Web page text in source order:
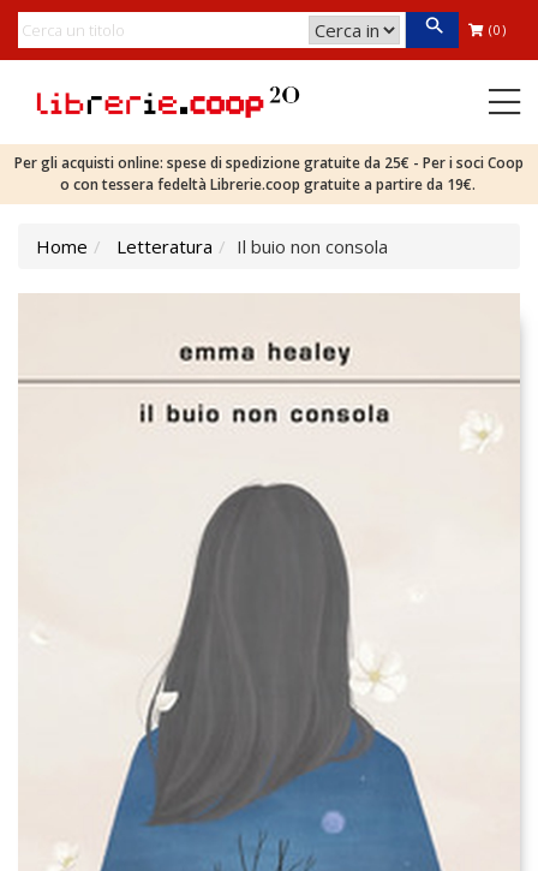
(0)
Per gli acquisti online: spese di spedizione gratuite da 25€ - Per i soci Coop
o con tessera fedeltà Librerie.coop gratuite a partire da 19€.
Home Letteratura Il buio non consola